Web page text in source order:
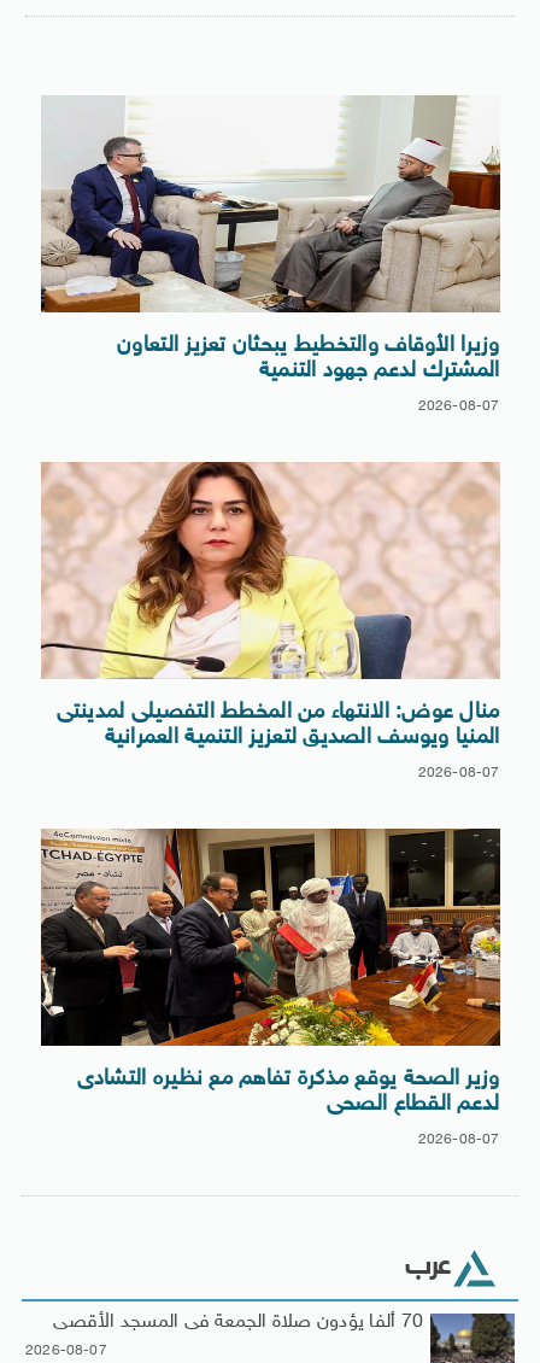
وزيرا الأوقاف والتخطيط يبحثان تعزيز التعاون
المشترك لدعم جهود التنمية
2026-08-07
منال عوض: الانتهاء من المخطط التفصيلى لمدينتى
المنيا ويوسف الصديق لتعزيز التنمية العمرانية
2026-08-07
وزير الصحة يوقع مذكرة تفاهم مع نظيره التشادى
لدعم القطاع الصحى
2026-08-07
عرب
70 ألفا يؤدون صلاة الجمعة فى المسجد الأقصى
2026-08-07